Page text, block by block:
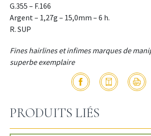
G.355 – F.166
Argent – 1,27g – 15,0mm – 6 h.
R. SUP
Fines hairlines et infimes marques de
superbe exemplaire
PRODUITS LIÉS